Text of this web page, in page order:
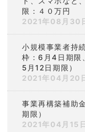
限：４０万円
2021年08月30
小規模事業者持
枠：6月4日期限
5月12日期限）
2021年04月20
事業再構築補助
期限）
2021年04月15